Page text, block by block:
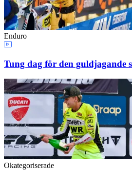
Enduro
Tung dag för den guldjagande
Okategoriserade